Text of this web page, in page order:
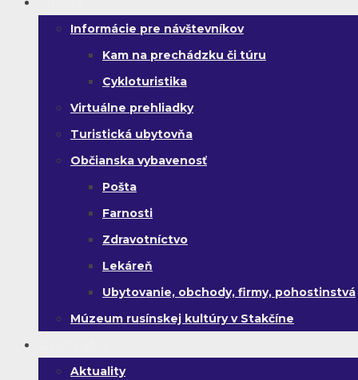
Informácie pre návštevníkov
Kam na prechádzku či túru
Cykloturistika
Virtuálne prehliadky
Turistická ubytovňa
Občianska vybavenosť
Pošta
Farnosti
Zdravotníctvo
Lekáreň
Ubytovanie, obchody, firmy, pohostinstvá
Múzeum rusínskej kultúry v Stakčíne
Aktuality